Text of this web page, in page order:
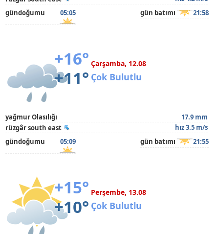
gündoğumu
05:05 gün batımı 21:58
+16°
+11°
Çarşamba, 12.08
Çok Bulutlu
yağmur Olasılığı
17.9 mm
rüzgâr south east
hız 3.5 m/s
gündoğumu
05:09 gün batımı 21:55
+15°
+10°
Perşembe, 13.08
Çok Bulutlu